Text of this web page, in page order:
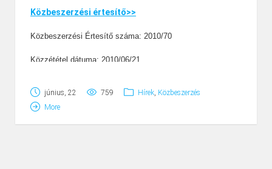
Közbeszerzési értesítő>>
Közbeszerzési Értesítő száma: 2010/70
Közzététel dátuma: 2010/06/21
június, 22 759 Hírek, Közbeszerzés
More